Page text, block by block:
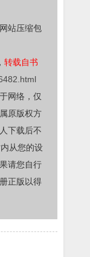
站压缩包
转载自书
网络，仅
原版权方
下载后不
从您的设
请您自行
正版以得